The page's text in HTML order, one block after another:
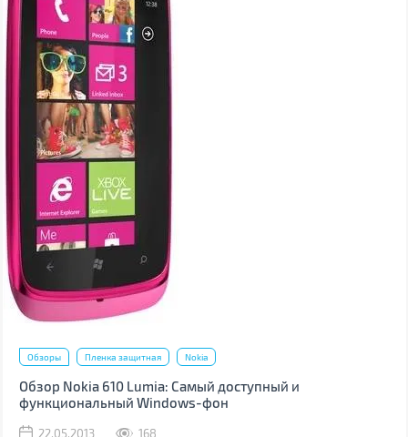
Обзоры Пленка защитная Nokia
Обзор Nokia 610 Lumia: Самый доступный и
функциональный Windows-фон
22.05.2013 168